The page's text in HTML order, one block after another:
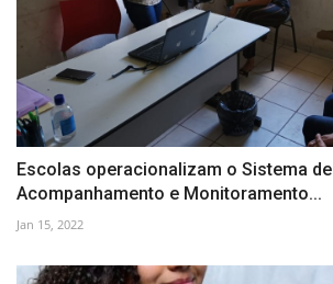
Escolas operacionalizam o Sistema de
Acompanhamento e Monitoramento...
Jan 15, 2022